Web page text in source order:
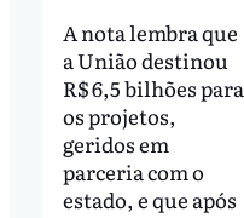
A nota lembra que
a União destinou
R$ 6,5 bilhões para
os projetos,
geridos em
parceria com o
estado, e que após